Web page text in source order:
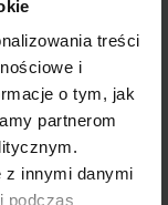
treści
i
o tym, jak
partnerom
z innymi danymi
podczas
dekoracja
słonecznego w
we wnętrzu